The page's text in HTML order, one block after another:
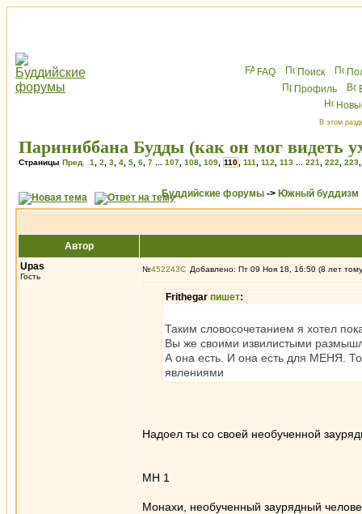
FAQ Поиск
Профиль
В этом
Париниббана Будды (как он мог видеть
Страницы Пред. 1 2 3 4 5 6 7 107 108 109 110 111 112 113 221 222 223
Буддийские форумы -> Южный буддизм
Автор
Upas
Гость
№452243 Добавлено: Пт 09 Ноя 18, 16:50 (8 лет
Frithegar пишет:
Таким словосочетанием я хотел
Вы же своими извилистыми
А она есть. И она есть для МЕНЯ.
явлениями
Надоел ты со своей необученной
МН 1
Монахи, необученный заурядный